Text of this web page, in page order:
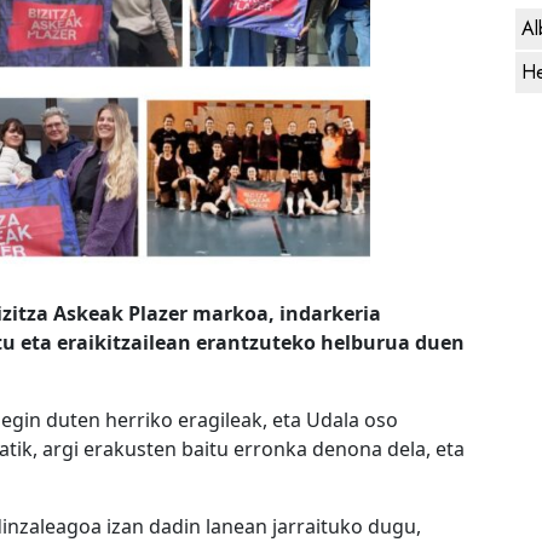
Askeak Plazer markoa, indarkeria
eta eraikitzailean erantzuteko helburua duen
duten herriko eragileak, eta Udala oso
argi erakusten baitu erronka denona dela, eta
izan dadin lanean jarraituko dugu,